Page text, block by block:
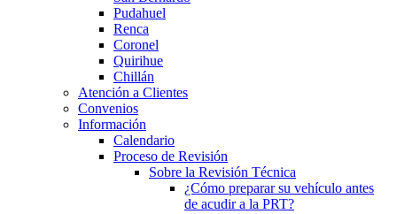
Pudahuel
Renca
Coronel
Quirihue
Chillán
Atención a Clientes
Convenios
Información
Calendario
Proceso de Revisión
Sobre la Revisión Técnica
¿Cómo preparar su vehículo antes
de acudir a la PRT?